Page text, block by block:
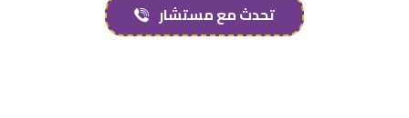
تحدث مع مستشار